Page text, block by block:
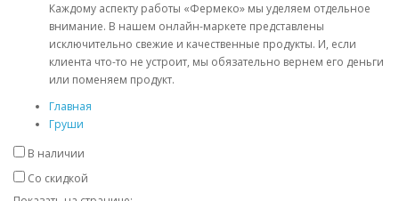
Каждому аспекту работы «Фермеко» мы уделяем отдельное
внимание. В нашем онлайн-маркете представлены
исключительно свежие и качественные продукты. И, если
клиента что-то не устроит, мы обязательно вернем его деньги
или поменяем продукт.
Главная
Груши
В наличии
Со скидкой